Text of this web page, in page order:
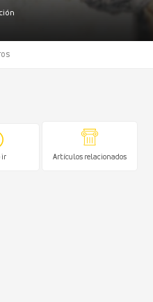
ir Artículos relacionados